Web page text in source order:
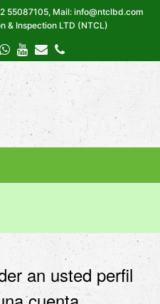
55087105, Mail: info@ntclbd.com
& Inspection LTD (NTCL)
Whatsapp
Youtube
EmailPhone
an usted perfil